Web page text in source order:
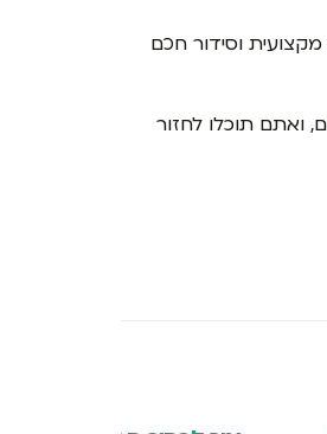
מקצועית וסידור חכם
ואתם תוכלו לחזור